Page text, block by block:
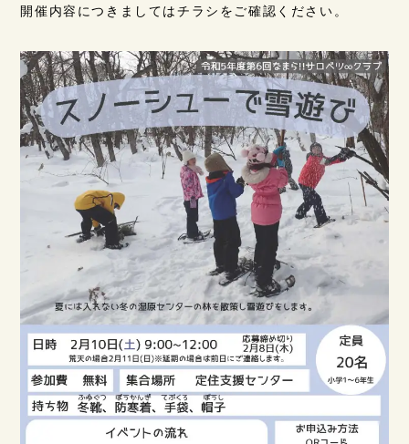
開催内容につきましてはチラシをご確認ください。